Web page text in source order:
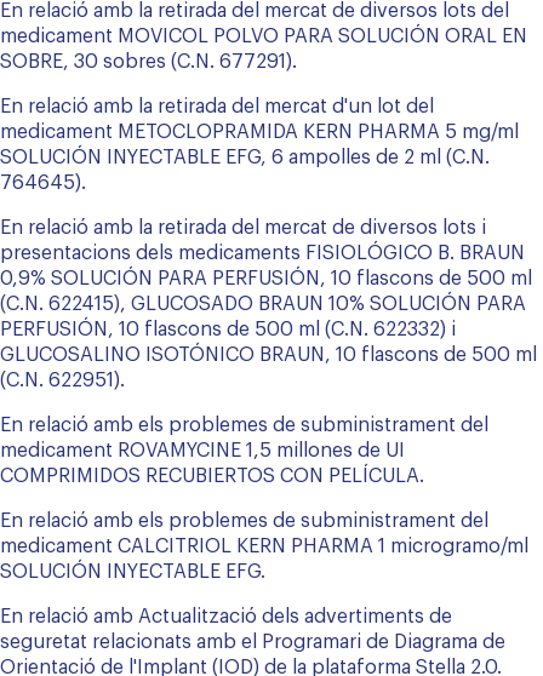
En relació amb la retirada del mercat de diversos lots del
medicament MOVICOL POLVO PARA SOLUCIÓN ORAL EN
SOBRE, 30 sobres (C.N. 677291).
En relació amb la retirada del mercat d'un lot del
medicament METOCLOPRAMIDA KERN PHARMA 5 mg/ml
SOLUCIÓN INYECTABLE EFG, 6 ampolles de 2 ml (C.N.
764645).
En relació amb la retirada del mercat de diversos lots i
presentacions dels medicaments FISIOLÓGICO B. BRAUN
0,9% SOLUCIÓN PARA PERFUSIÓN, 10 flascons de 500 ml
(C.N. 622415), GLUCOSADO BRAUN 10% SOLUCIÓN PARA
PERFUSIÓN, 10 flascons de 500 ml (C.N. 622332) i
GLUCOSALINO ISOTÓNICO BRAUN, 10 flascons de 500 ml
(C.N. 622951).
En relació amb els problemes de subministrament del
medicament ROVAMYCINE 1,5 millones de UI
COMPRIMIDOS RECUBIERTOS CON PELÍCULA.
En relació amb els problemes de subministrament del
medicament CALCITRIOL KERN PHARMA 1 microgramo/ml
SOLUCIÓN INYECTABLE EFG.
En relació amb Actualització dels advertiments de
seguretat relacionats amb el Programari de Diagrama de
Orientació de l'Implant (IOD) de la plataforma Stella 2.0.